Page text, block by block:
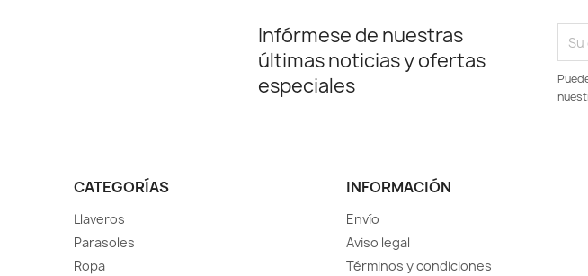
Infórmese de nuestras
últimas noticias y ofertas
especiales
CATEGORÍAS
Llaveros
Parasoles
Ropa
INFORMACIÓN
Envío
Aviso legal
Términos y condiciones